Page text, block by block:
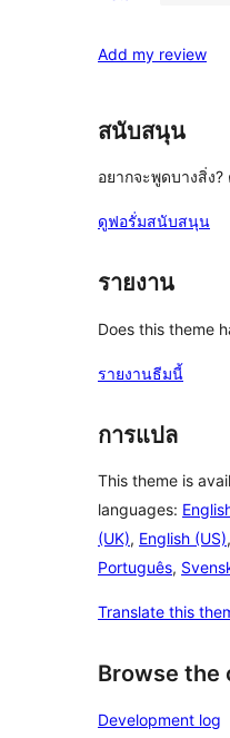
reviews
star
Add my review
สนับสนุน
อยากจะพูดบางสิ่ง
ดูฟอรั่มสนับสนุน
รายงาน
Does this theme
รายงานธีมนี้
การแปล
This theme is
languages:
(UK), English (US),
Português,
Translate this
Browse the
Development log